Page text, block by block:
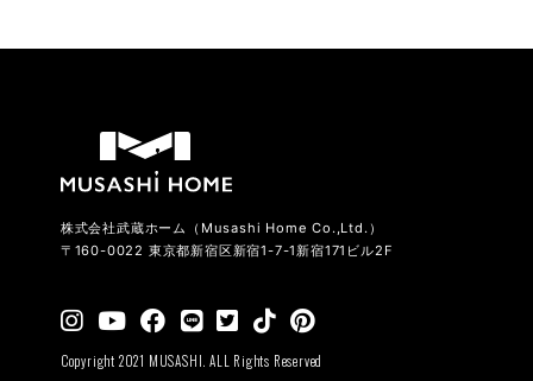
株式会社武蔵ホーム（Musashi Home Co.,Ltd.）
〒160-0022 東京都新宿区新宿1-7-1新宿171ビル2F
Copyright 2021 MUSASHI. ALL Rights Reserved